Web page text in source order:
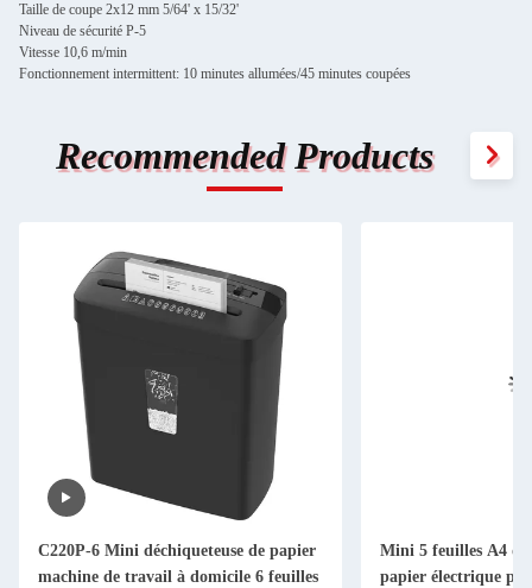
Taille de coupe 2x12 mm 5/64' x 15/32'
Niveau de sécurité P-5
Vitesse 10,6 m/min
Fonctionnement intermittent: 10 minutes allumées/45 minutes coupées
Recommended Products
C220P-6 Mini déchiqueteuse de papier
machine de travail à domicile 6 feuilles
Mini 5 feuilles A4
papier électrique